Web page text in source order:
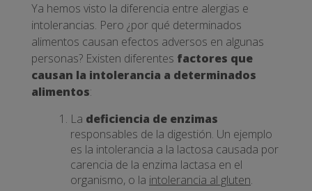
Ya hemos visto la diferencia entre alergias e
intolerancias. Pero ¿por qué determinados
alimentos causan efectos adversos en algunas
personas? Existen diferentes factores que
causan la intolerancia a determinados
alimentos:
La deficiencia de enzimas
responsables de la digestión. Un ejemplo
es la intolerancia a la lactosa causada por
carencia de la enzima lactasa en el
organismo, o la intolerancia al gluten.